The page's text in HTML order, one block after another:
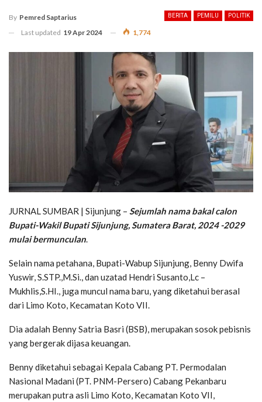
BERITA PEMILU POLITIK
By Pemred Saptarius
Last updated 19 Apr 2024 1,774
JURNAL SUMBAR | Sijunjung – Sejumlah nama bakal calon
Bupati-Wakil Bupati Sijunjung, Sumatera Barat, 2024 -2029
mulai bermunculan.
Selain nama petahana, Bupati-Wabup Sijunjung, Benny Dwifa
Yuswir, S.STP.,M.Si., dan uzatad Hendri Susanto,Lc –
Mukhlis,S.HI., juga muncul nama baru, yang diketahui berasal
dari Limo Koto, Kecamatan Koto VII.
Dia adalah Benny Satria Basri (BSB), merupakan sosok pebisnis
yang bergerak dijasa keuangan.
Benny diketahui sebagai Kepala Cabang PT. Permodalan
Nasional Madani (PT. PNM-Persero) Cabang Pekanbaru
merupakan putra asli Limo Koto, Kecamatan Koto VII,